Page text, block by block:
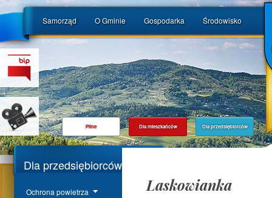
Samorząd O Gminie Gospodarka Środowisko
Pilne Dla mieszkańców Dla przedsiębiorców
Dla przedsiębiorców
Ochrona powietrza
Laskowianka